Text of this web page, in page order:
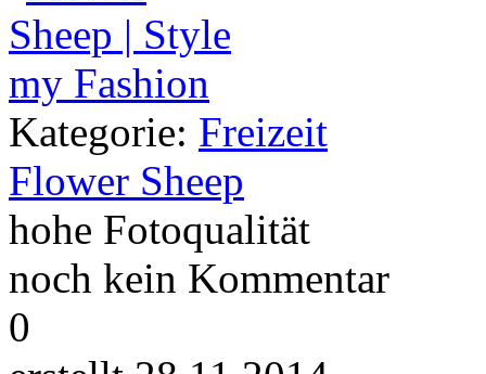
Kategorie: Freizeit
Flower Sheep
hohe Fotoqualität
noch kein Kommentar
0